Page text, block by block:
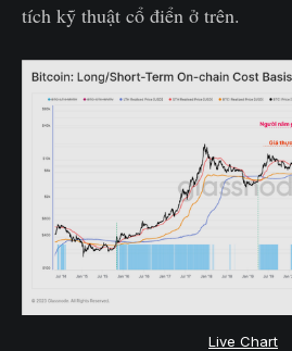
tích kỹ thuật cổ điển ở trên.
Live Chart